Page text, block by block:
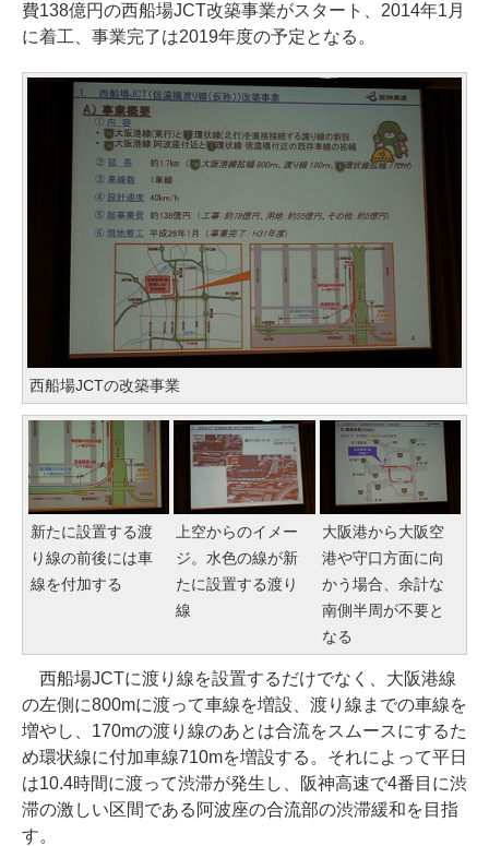
費138億円の西船場JCT改築事業がスタート、2014年1月
に着工、事業完了は2019年度の予定となる。
西船場JCTの改築事業
新たに設置する渡
り線の前後には車
線を付加する
上空からのイメー
ジ。水色の線が新
たに設置する渡り
線
大阪港から大阪空
港や守口方面に向
かう場合、余計な
南側半周が不要と
なる
西船場JCTに渡り線を設置するだけでなく、大阪港線
の左側に800mに渡って車線を増設、渡り線までの車線を
増やし、170mの渡り線のあとは合流をスムースにするた
め環状線に付加車線710mを増設する。それによって平日
は10.4時間に渡って渋滞が発生し、阪神高速で4番目に渋
滞の激しい区間である阿波座の合流部の渋滞緩和を目指
す。